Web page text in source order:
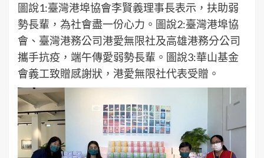
圖說1:臺灣港埠協會李賢義理事長表示，扶助弱
勢長輩，為社會盡一份心力。圖說2:臺灣港埠協
會、臺灣港務公司港愛無限社及高雄港務分公司
攜手抗疫，端午傳愛弱勢長輩。圖說3:華山基金
會義工致贈感謝狀，港愛無限社代表受贈。